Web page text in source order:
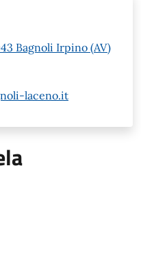
Bagnoli Irpino (AV)
laceno.it